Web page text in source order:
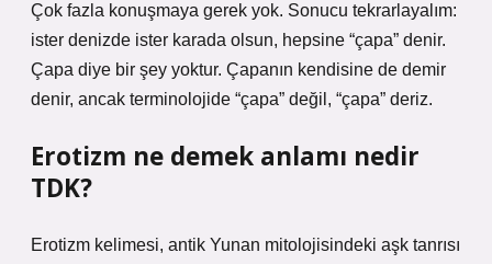
Çok fazla konuşmaya gerek yok. Sonucu tekrarlayalım:
ister denizde ister karada olsun, hepsine “çapa” denir.
Çapa diye bir şey yoktur. Çapanın kendisine de demir
denir, ancak terminolojide “çapa” değil, “çapa” deriz.
Erotizm ne demek anlamı nedir
TDK?
Erotizm kelimesi, antik Yunan mitolojisindeki aşk tanrısı